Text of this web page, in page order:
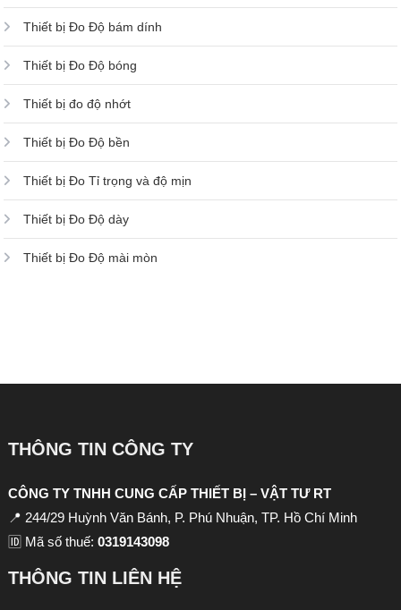
Thiết bị Đo Độ bám dính
Thiết bị Đo Độ bóng
Thiết bị đo độ nhớt
Thiết bị Đo Độ bền
Thiết bị Đo Tỉ trọng và độ mịn
Thiết bị Đo Độ dày
Thiết bị Đo Độ mài mòn
THÔNG TIN CÔNG TY
CÔNG TY TNHH CUNG CẤP THIẾT BỊ – VẬT TƯ RT
📍 244/29 Huỳnh Văn Bánh, P. Phú Nhuận, TP. Hồ Chí Minh
🆔 Mã số thuế: 0319143098
THÔNG TIN LIÊN HỆ